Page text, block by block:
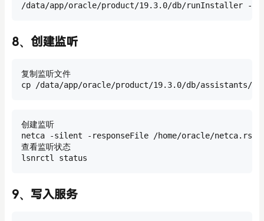
/data/app/oracle/product/19.3.0/db/runInstaller -
8、创建监听
复制监听文件
cp /data/app/oracle/product/19.3.0/db/assistants/
创建监听
netca -silent -responseFile /home/oracle/netca.rsp
查看监听状态
lsnrctl status
9、写入服务